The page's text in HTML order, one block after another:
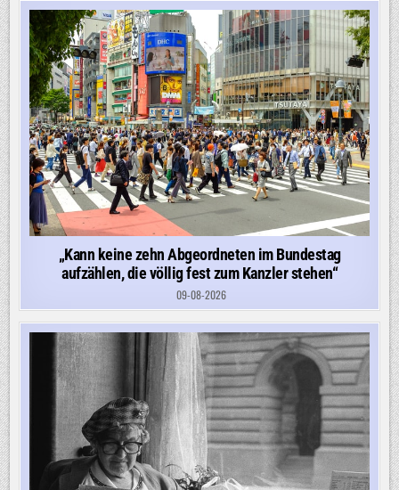
„Kann keine zehn Abgeordneten im Bundestag
aufzählen, die völlig fest zum Kanzler stehen“
09-08-2026